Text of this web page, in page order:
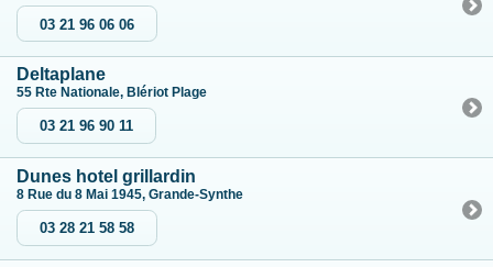
03 21 96 06 06
Deltaplane
55 Rte Nationale, Blériot Plage
03 21 96 90 11
Dunes hotel grillardin
8 Rue du 8 Mai 1945, Grande-Synthe
03 28 21 58 58